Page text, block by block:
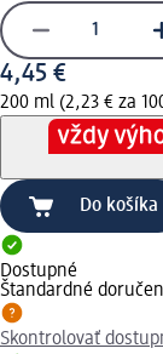
4,45 €
200 ml (2,23 € za
Do košíka
Dostupné
Štandardné
Skontrolovať